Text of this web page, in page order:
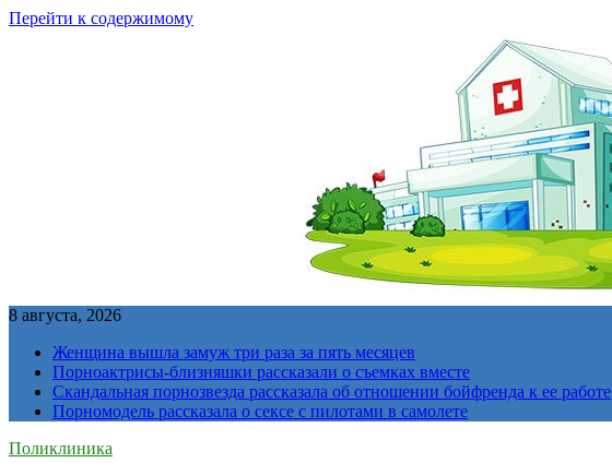
Перейти к содержимому
8 августа, 2026
Женщина вышла замуж три раза за пять месяцев
Порноактрисы-близняшки рассказали о съемках вместе
Скандальная порнозвезда рассказала об отношении бойфренда к ее работе
Порномодель рассказала о сексе с пилотами в самолете
Поликлиника